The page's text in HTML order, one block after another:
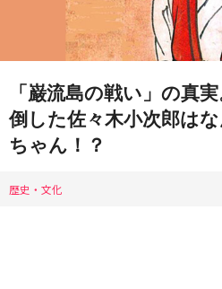
「巌流島の戦い」の真
倒した佐々木小次郎は
ちゃん！？
歴史・文化